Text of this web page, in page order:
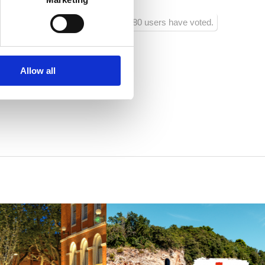
Allow all
1380 users have voted.